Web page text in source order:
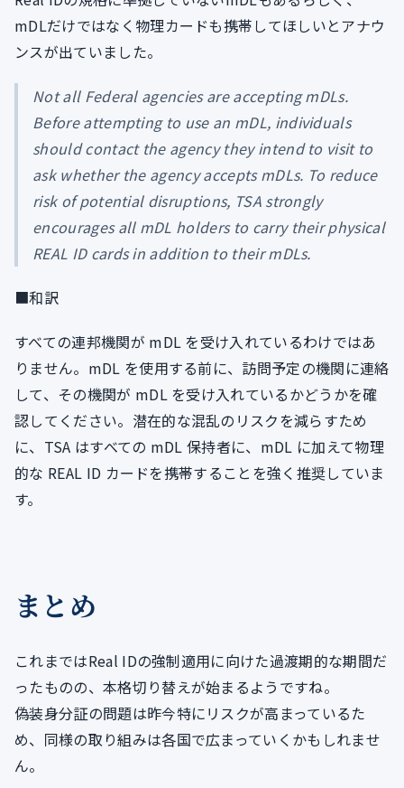
mDLだけではなく物理カードも携帯してほしいとアナウ
ンスが出ていました。
Not all Federal agencies are accepting mDLs.
Before attempting to use an mDL, individuals
should contact the agency they intend to visit to
ask whether the agency accepts mDLs. To reduce
risk of potential disruptions, TSA strongly
encourages all mDL holders to carry their physical
REAL ID cards in addition to their mDLs.
■和訳
すべての連邦機関が mDL を受け入れているわけではあ
りません。mDL を使用する前に、訪問予定の機関に連絡
して、その機関が mDL を受け入れているかどうかを確
認してください。潜在的な混乱のリスクを減らすため
に、TSA はすべての mDL 保持者に、mDL に加えて物理
的な REAL ID カードを携帯することを強く推奨していま
す。
まとめ
これまではReal IDの強制適用に向けた過渡期的な期間だ
ったものの、本格切り替えが始まるようですね。
偽装身分証の問題は昨今特にリスクが高まっているた
め、同様の取り組みは各国で広まっていくかもしれませ
ん。